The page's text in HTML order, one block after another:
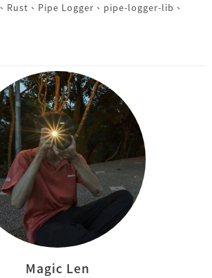
、 Rust 、 Pipe Logger 、 pipe-logger-lib 、
Magic Len